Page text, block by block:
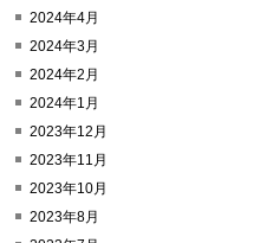
2024年4月
2024年3月
2024年2月
2024年1月
2023年12月
2023年11月
2023年10月
2023年8月